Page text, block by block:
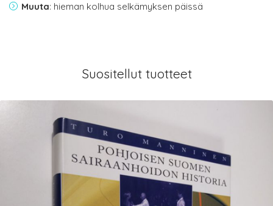
Muuta: hieman kolhua selkämyksen päissä
Suositellut tuotteet